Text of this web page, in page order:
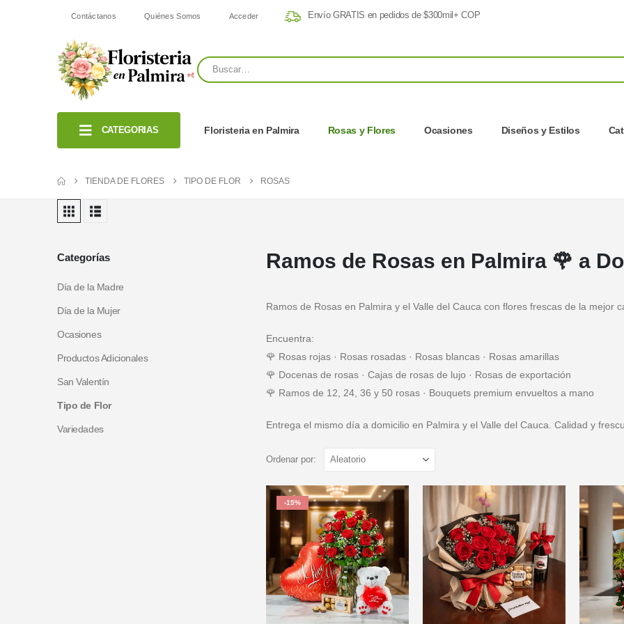
Contáctanos Quiénes Somos Acceder Envío GRATIS en pedidos de $300mil+ COP
CATEGORIAS Floristeria en Palmira Rosas y Flores Ocasiones Diseños y Estilos
TIENDA DE FLORES TIPO DE FLOR ROSAS
Ramos de Rosas en Palmira 🌹 a
Ramos de Rosas en Palmira y el Valle del Cauca con flores frescas de la mejor
Encuentra:
🌹 Rosas rojas · Rosas rosadas · Rosas blancas · Rosas amarillas
🌹 Docenas de rosas · Cajas de rosas de lujo · Rosas de exportación
🌹 Ramos de 12, 24, 36 y 50 rosas · Bouquets premium envueltos a mano
Entrega el mismo día a domicilio en Palmira y el Valle del Cauca. Calidad y
Ordenar por:
-15%
Categorías
Día de la Madre
Día de la Mujer
Ocasiones
Productos Adicionales
San Valentín
Tipo de Flor
Variedades